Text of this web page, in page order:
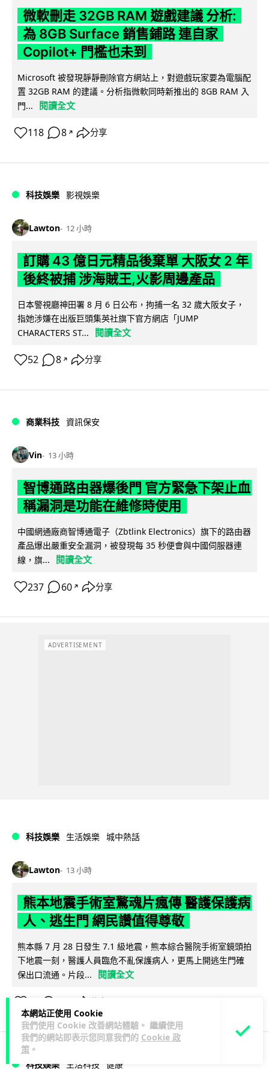
本網站正使用 Cookie
我們使用 Cookie 改善網站體驗。 繼續使用
我們的網站即表示您同意我們的 Cookie 政
策 。
微軟刪走 32GB RAM 遊戲建議 分析:
為 8GB Surface 銷售鋪路 連自家
Copilot+ 門檻也未到
Microsoft 被發現靜靜刪除官方網站上，對遊戲玩家要為電腦配
置 32GB RAM 的建議。分析指微軟同時新推出的 8GB RAM 入
門...
閱讀全文
118 8 ↗ 分享
科技娛樂 影視娛樂
Lawton 12 小時
訂購 43 億日元精品後棄單 大阪女 2 年
後終被捕 涉海賊王,火影周邊產品
日本警視廳神田署 8 月 6 日公布，拘捕一名 32 歲大阪女子，
指她涉嫌在出版巨頭集英社旗下官方網店「JUMP
CHARACTERS ST...
閱讀全文
52 8 ↗ 分享
商業科技 資訊保安
Vin 13 小時
智博通路由器爆後門 官方緊急下架止血
稱漏洞是功能在維修時使用
中國網通廠商智博通電子（Zbtlink Electronics）旗下的路由器
產品爆出嚴重安全漏洞，被發現每 35 秒便會與中國伺服器連
線，旗...
閱讀全文
237 60 ↗ 分享
ADVERTISEMENT
科技娛樂 生活娛樂 城中熱話
Lawton 13 小時
熊本地震手術室驚魂片瘋傳 醫護保護病
人、逃生門 網民讚值得尊敬
熊本縣 7 月 28 日發生 7.1 級地震，熊本綜合醫院手術室鏡頭拍
下地震一刻，醫護人員臨危不亂保護病人，更馬上開逃生門確
保出口流通。片段...
閱讀全文
分享
科技娛樂 生活科技 健康